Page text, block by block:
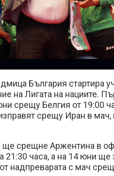
България стартира
на Лигата на нациите.
срещу Белгия от 19:00
срещу Иран в мач,
срещне Аржентина в
21:30 часа, а на 14 юни
надпреварата с мач